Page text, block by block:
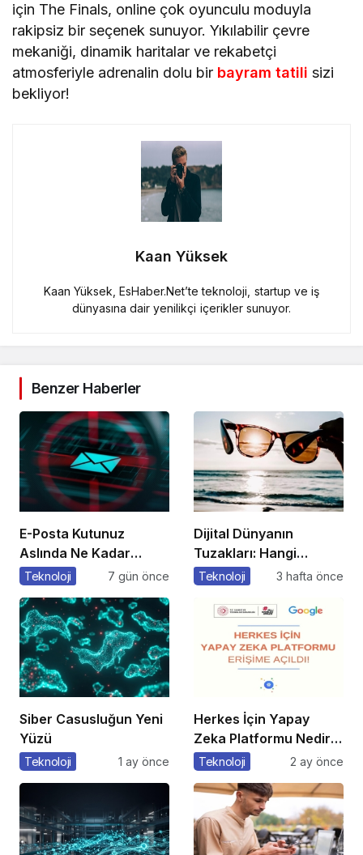
için The Finals, online çok oyunculu moduyla
rakipsiz bir seçenek sunuyor. Yıkılabilir çevre
mekaniği, dinamik haritalar ve rekabetçi
atmosferiyle adrenalin dolu bir bayram tatili sizi
bekliyor!
Kaan Yüksek
Kaan Yüksek, EsHaber.Net’te teknoloji, startup ve iş
dünyasına dair yenilikçi içerikler sunuyor.
Benzer Haberler
E-Posta Kutunuz
Aslında Ne Kadar
Güvenli?
Teknoloji 7 gün önce
Dijital Dünyanın
Tuzakları: Hangi
Yöntemleri
Teknoloji 3 hafta önce
Siber Casusluğun Yeni
Yüzü
Teknoloji 1 ay önce
Herkes İçin Yapay
Zeka Platformu Nedir?
Nasıl Kullanılır?
Teknoloji 2 ay önce